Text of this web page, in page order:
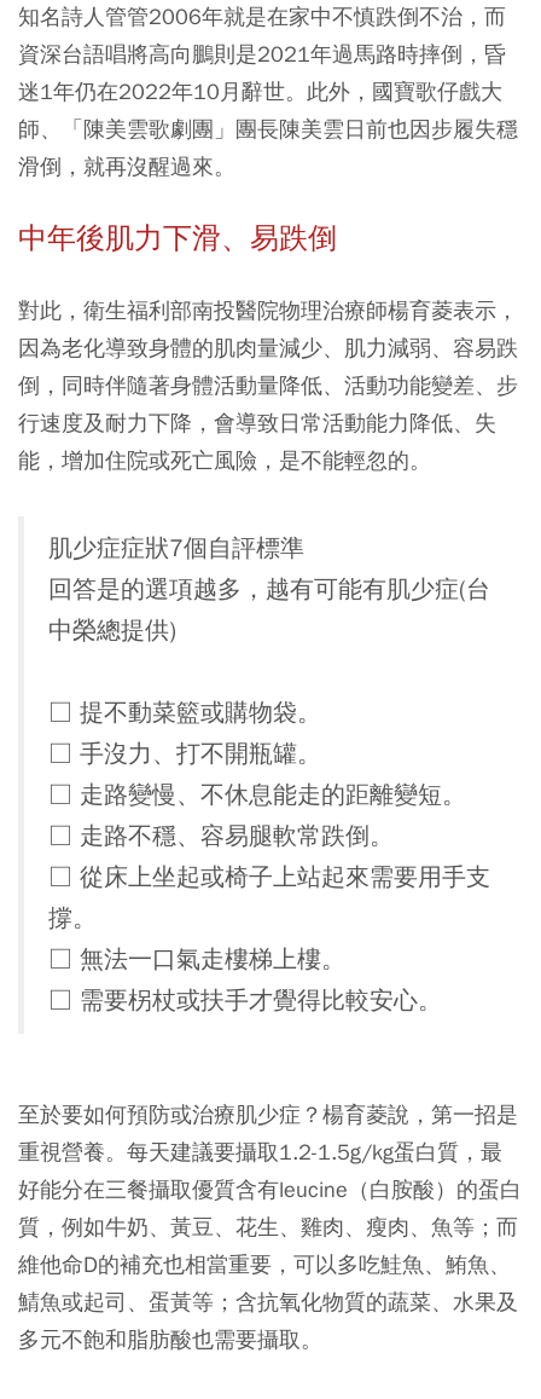
知名詩人管管2006年就是在家中不慎跌倒不治，而
資深台語唱將高向鵬則是2021年過馬路時摔倒，昏
迷1年仍在2022年10月辭世。此外，國寶歌仔戲大
師、「陳美雲歌劇團」團長陳美雲日前也因步履失穩
滑倒，就再沒醒過來。
中年後肌力下滑、易跌倒
對此，衛生福利部南投醫院物理治療師楊育菱表示，
因為老化導致身體的肌肉量減少、肌力減弱、容易跌
倒，同時伴隨著身體活動量降低、活動功能變差、步
行速度及耐力下降，會導致日常活動能力降低、失
能，增加住院或死亡風險，是不能輕忽的。
肌少症症狀7個自評標準
回答是的選項越多，越有可能有肌少症(台
中榮總提供)
□ 提不動菜籃或購物袋。
□ 手沒力、打不開瓶罐。
□ 走路變慢、不休息能走的距離變短。
□ 走路不穩、容易腿軟常跌倒。
□ 從床上坐起或椅子上站起來需要用手支
撐。
□ 無法一口氣走樓梯上樓。
□ 需要柺杖或扶手才覺得比較安心。
至於要如何預防或治療肌少症？楊育菱說，第一招是
重視營養。每天建議要攝取1.2-1.5g/kg蛋白質，最
好能分在三餐攝取優質含有leucine（白胺酸）的蛋白
質，例如牛奶、黃豆、花生、雞肉、瘦肉、魚等；而
維他命D的補充也相當重要，可以多吃鮭魚、鮪魚、
鯖魚或起司、蛋黃等；含抗氧化物質的蔬菜、水果及
多元不飽和脂肪酸也需要攝取。